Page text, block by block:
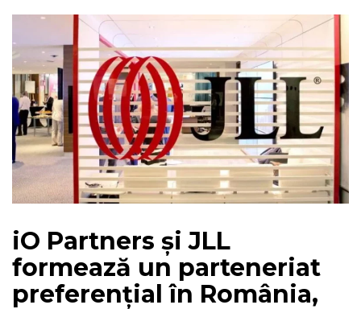
iO Partners și JLL
formează un parteneriat
preferențial în România,